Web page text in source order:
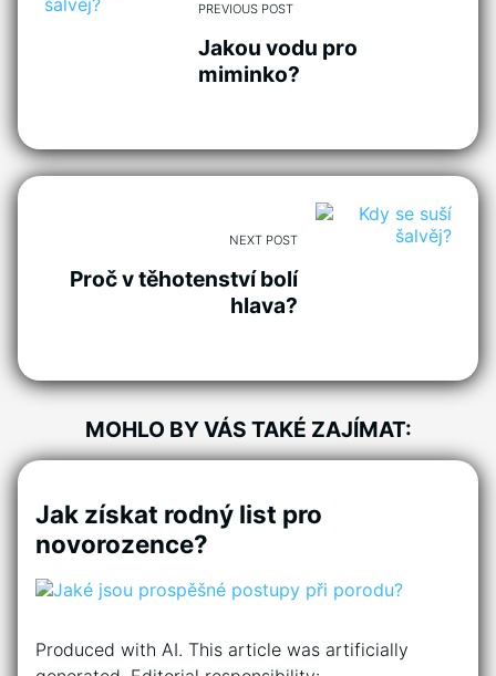
PREVIOUS POST
Jakou vodu pro
miminko?
NEXT POST
Proč v těhotenství bolí
hlava?
MOHLO BY VÁS TAKÉ ZAJÍMAT:
Jak získat rodný list pro
novorozence?
Produced with AI. This article was artificially